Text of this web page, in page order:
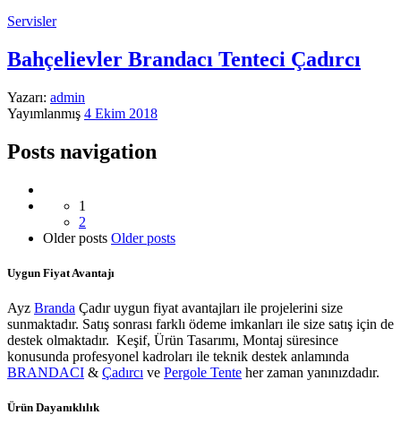
Servisler
Bahçelievler Brandacı Tenteci Çadırcı
Yazarı: admin
Yayımlanmış 4 Ekim 2018
Posts navigation
1
2
Older posts Older posts
Uygun Fiyat Avantajı
Ayz Branda Çadır uygun fiyat avantajları ile projelerini size
sunmaktadır. Satış sonrası farklı ödeme imkanları ile size satış için de
destek olmaktadır. Keşif, Ürün Tasarımı, Montaj süresince
konusunda profesyonel kadroları ile teknik destek anlamında
BRANDACI & Çadırcı ve Pergole Tente her zaman yanınızdadır.
Ürün Dayanıklılık